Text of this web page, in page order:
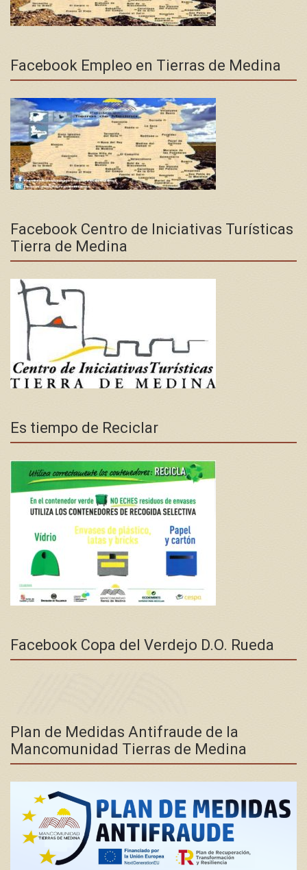
Facebook Empleo en Tierras de Medina
Facebook Centro de Iniciativas Turísticas
Tierra de Medina
Es tiempo de Reciclar
Facebook Copa del Verdejo D.O. Rueda
Plan de Medidas Antifraude de la
Mancomunidad Tierras de Medina